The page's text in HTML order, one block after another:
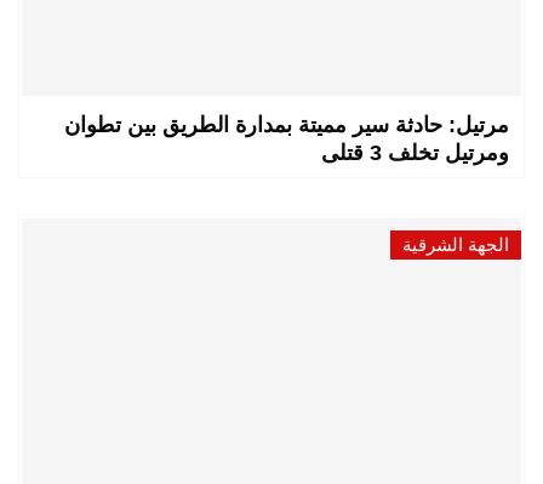
مرتيل: حادثة سير مميتة بمدارة الطريق بين تطوان
ومرتيل تخلف 3 قتلى
الجهة الشرقية